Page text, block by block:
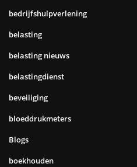
bedrijfshulpverlening
belasting
belasting nieuws
belastingdienst
beveiliging
bloeddrukmeters
Blogs
boekhouden